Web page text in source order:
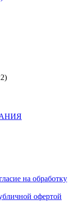
на обработку
офертой